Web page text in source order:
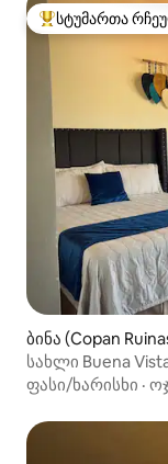
სტუმართა
სტუმართა
ბინა (Copan
სახლი Buena
კომფორტული
ფასი/ხარისხი ·